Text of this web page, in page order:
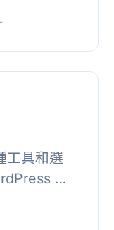
用戶或甚
工具和選
外
和更改多